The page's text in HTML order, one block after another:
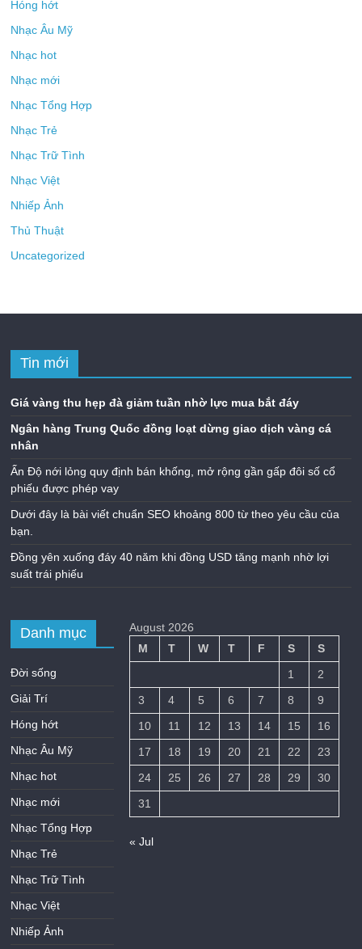
Hóng hớt
Nhạc Âu Mỹ
Nhạc hot
Nhạc mới
Nhạc Tổng Hợp
Nhạc Trẻ
Nhạc Trữ Tình
Nhạc Việt
Nhiếp Ảnh
Thủ Thuật
Uncategorized
Tin mới
Giá vàng thu hẹp đà giảm tuần nhờ lực mua bắt đáy
Ngân hàng Trung Quốc đồng loạt dừng giao dịch vàng cá
nhân
Ấn Độ nới lỏng quy định bán khống, mở rộng gần gấp đôi số cổ
phiếu được phép vay
Dưới đây là bài viết chuẩn SEO khoảng 800 từ theo yêu cầu của
bạn.
Đồng yên xuống đáy 40 năm khi đồng USD tăng mạnh nhờ lợi
suất trái phiếu
Danh mục
Đời sống
Giải Trí
Hóng hớt
Nhạc Âu Mỹ
Nhạc hot
Nhạc mới
Nhạc Tổng Hợp
Nhạc Trẻ
Nhạc Trữ Tình
Nhạc Việt
Nhiếp Ảnh
August 2026
M
T W T F S
S
1
2
3
4 5 6 7 8
9
10
11 12 13 14 15
16
17
18 19 20 21 22
23
24
25 26 27 28 29
30
31
« Jul